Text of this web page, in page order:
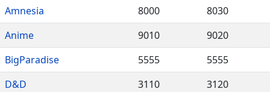
Amnesia
8000
8030
Anime
9010
9020
BigParadise
5555
5555
D&D
3110 3120